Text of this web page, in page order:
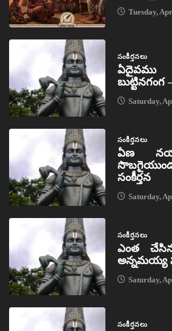
Tuesday,
సంకీర్తనలు
ఏదైవము
Saturday,
సంకీర్తనలు
ఏణ
సంకీర్తన
Saturday,
సంకీర్తనలు
ఎంత
అన్నమయ్య
Saturday,
సంకీర్తనలు